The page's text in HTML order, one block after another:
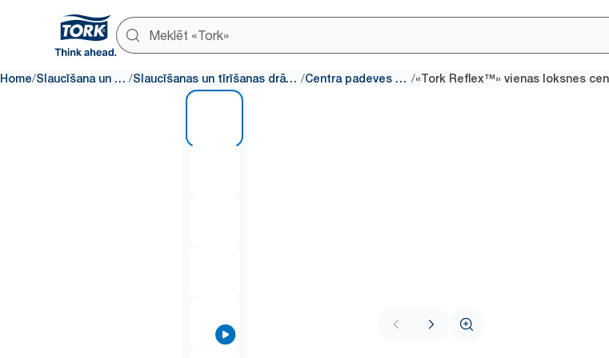
Home/ Slaucīšana un tīrīšana / Slaucīšanas un tīrīšanas drānu dozatori / Centra padeves dozatori /